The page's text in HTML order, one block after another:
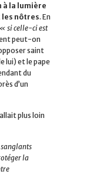
à la lumière
les nôtres. En
« si celle-ci est
peut-on
saint
lui) et le pape
du
d’un
plus loin
la